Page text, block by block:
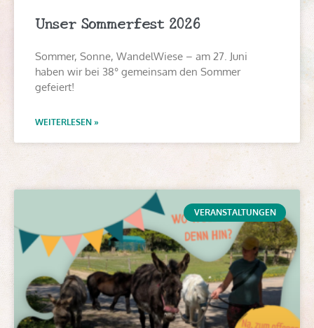
Unser Sommerfest 2026
Sommer, Sonne, WandelWiese – am 27. Juni
haben wir bei 38° gemeinsam den Sommer
gefeiert!
WEITERLESEN »
VERANSTALTUNGEN